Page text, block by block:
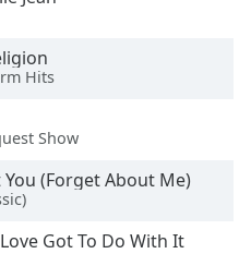
Hits
Show
(Forget About Me)
Got To Do With It